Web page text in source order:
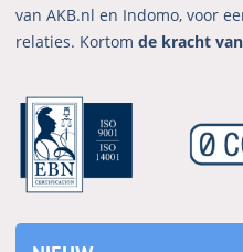
van AKB.nl en Indomo, voor
relaties. Kortomde kracht